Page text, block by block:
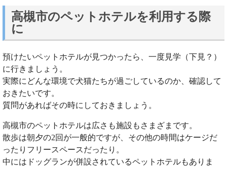
高槻市のペットホテルを利用する際
に
預けたいペットホテルが見つかったら、一度見学（下見？）
に行きましょう。
実際にどんな環境で犬猫たちが過ごしているのか、確認して
おきたいです。
質問があればその時にしておきましょう。
高槻市のペットホテルは広さも施設もさまざまです。
散歩は朝夕の2回が一般的ですが、その他の時間はケージだ
ったりフリースペースだったり。
中にはドッグランが併設されているペットホテルもありま